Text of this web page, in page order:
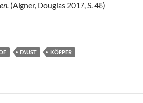
(Aigner, Douglas 2017, S. 48)
ZU ANNE IMHOF
FAUST
KÖRPER